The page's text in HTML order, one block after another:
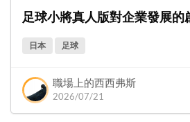
足球小將真人版對企業發展的
日本 足球
職場上的西西弗斯
2026/07/21